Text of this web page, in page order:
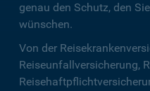
genau den Schutz, den
wünschen.
Von der
Reiseunfallversicherung,